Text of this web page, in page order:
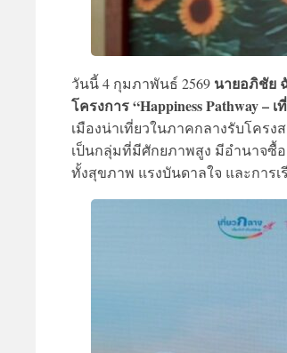
วันนี้ 4 กุมภาพันธ์ 2569 นายอภิชัย
โครงการ “Happiness Pathway –
เมืองน่าเที่ยวในภาคกลางรับโครง
เป็นกลุ่มที่มีศักยภาพสูง มีอำนาจซื้
ทั้งสุขภาพ แรงบันดาลใจ และการ